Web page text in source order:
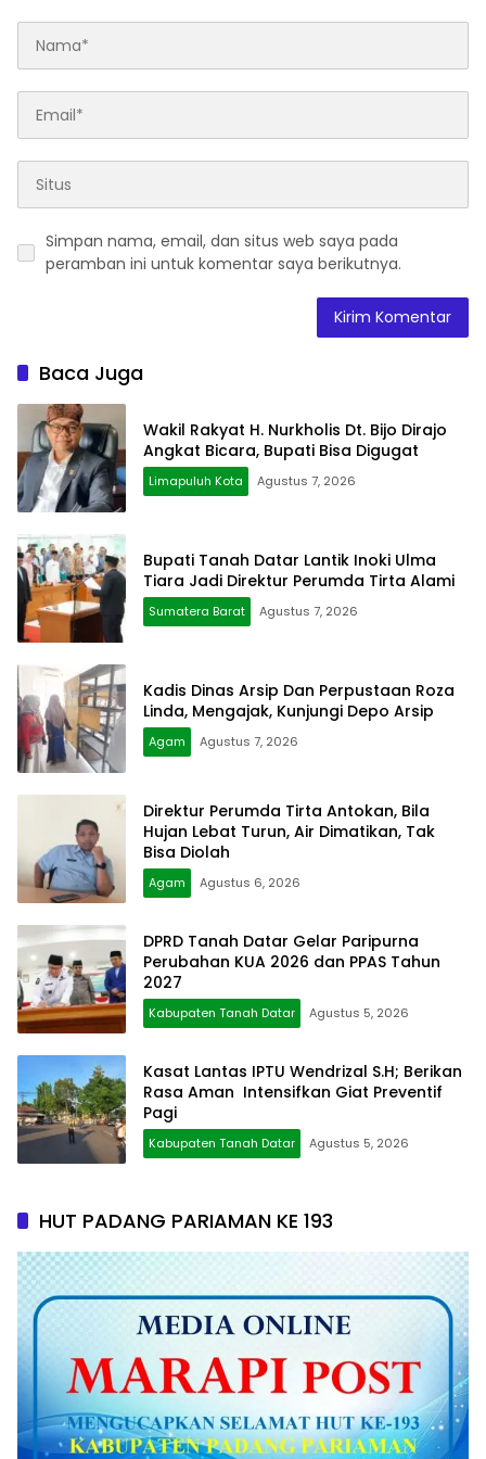
Simpan nama, email, dan situs web saya pada
peramban ini untuk komentar saya berikutnya.
Baca Juga
Wakil Rakyat H. Nurkholis Dt. Bijo Dirajo
Angkat Bicara, Bupati Bisa Digugat
Limapuluh Kota Agustus 7, 2026
Bupati Tanah Datar Lantik Inoki Ulma
Tiara Jadi Direktur Perumda Tirta Alami
Sumatera Barat Agustus 7, 2026
Kadis Dinas Arsip Dan Perpustaan Roza
Linda, Mengajak, Kunjungi Depo Arsip
Agam Agustus 7, 2026
Direktur Perumda Tirta Antokan, Bila
Hujan Lebat Turun, Air Dimatikan, Tak
Bisa Diolah
Agam Agustus 6, 2026
DPRD Tanah Datar Gelar Paripurna
Perubahan KUA 2026 dan PPAS Tahun
2027
Kabupaten Tanah Datar Agustus 5, 2026
Kasat Lantas IPTU Wendrizal S.H; Berikan
Rasa Aman Intensifkan Giat Preventif
Pagi
Kabupaten Tanah Datar Agustus 5, 2026
HUT PADANG PARIAMAN KE 193